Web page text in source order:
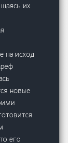
их
на исход
новые
его